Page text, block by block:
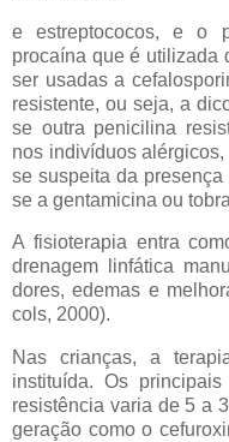
e estreptococos, e o
procaína que é utilizada
ser usadas a
resistente, ou seja, a
se outra penicilina
nos indivíduos
se suspeita da
se a gentamicina ou
A fisioterapia entra
drenagem linfática
dores, edemas e
cols, 2000).
Nas crianças, a
instituída. Os
resistência varia de 5 a
geração como o